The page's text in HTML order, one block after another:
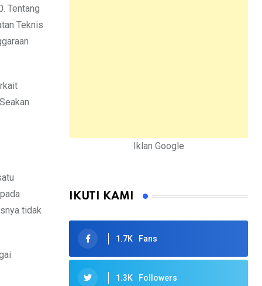
Tentang
Teknis
tidak
Iklan Google
IKUTI KAMI
1.7K Fans
1.3K Followers